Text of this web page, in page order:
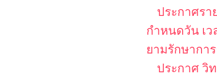
ประกาศรา
กำหนดวัน เ
ยามรักษากา
ประกาศ วิ